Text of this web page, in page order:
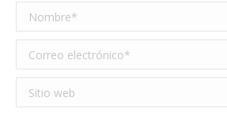
Nombre *
Correo electrónico *
Sitio web